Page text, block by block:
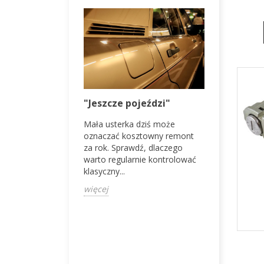
"Jeszcze pojeździ"
Mała usterka dziś może
oznaczać kosztowny remont
za rok. Sprawdź, dlaczego
warto regularnie kontrolować
klasyczny...
więcej
VW
psuje
klasyk,
drugie
usterki i